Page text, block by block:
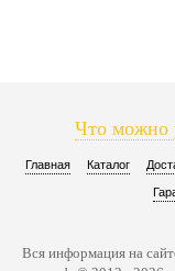
Что можно
Главная Каталог
Вся информация на